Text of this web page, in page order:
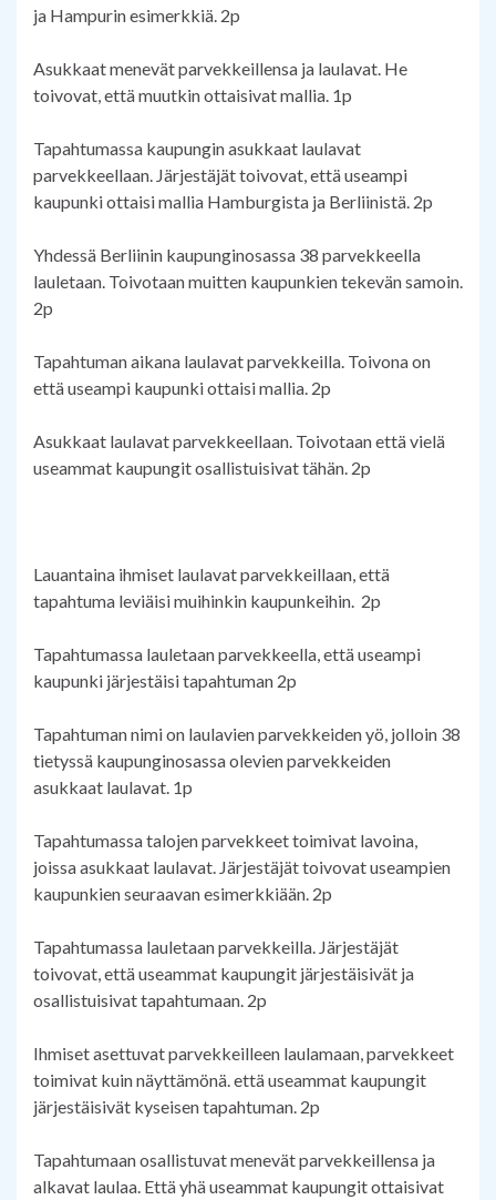
ja Hampurin esimerkkiä. 2p
Asukkaat menevät parvekkeillensa ja laulavat. He
toivovat, että muutkin ottaisivat mallia. 1p
Tapahtumassa kaupungin asukkaat laulavat
parvekkeellaan. Järjestäjät toivovat, että useampi
kaupunki ottaisi mallia Hamburgista ja Berliinistä. 2p
Yhdessä Berliinin kaupunginosassa 38 parvekkeella
lauletaan. Toivotaan muitten kaupunkien tekevän samoin.
2p
Tapahtuman aikana laulavat parvekkeilla. Toivona on
että useampi kaupunki ottaisi mallia. 2p
Asukkaat laulavat parvekkeellaan. Toivotaan että vielä
useammat kaupungit osallistuisivat tähän. 2p
Lauantaina ihmiset laulavat parvekkeillaan, että
tapahtuma leviäisi muihinkin kaupunkeihin. 2p
Tapahtumassa lauletaan parvekkeella, että useampi
kaupunki järjestäisi tapahtuman 2p
Tapahtuman nimi on laulavien parvekkeiden yö, jolloin 38
tietyssä kaupunginosassa olevien parvekkeiden
asukkaat laulavat. 1p
Tapahtumassa talojen parvekkeet toimivat lavoina,
joissa asukkaat laulavat. Järjestäjät toivovat useampien
kaupunkien seuraavan esimerkkiään. 2p
Tapahtumassa lauletaan parvekkeilla. Järjestäjät
toivovat, että useammat kaupungit järjestäisivät ja
osallistuisivat tapahtumaan. 2p
Ihmiset asettuvat parvekkeilleen laulamaan, parvekkeet
toimivat kuin näyttämönä. että useammat kaupungit
järjestäisivät kyseisen tapahtuman. 2p
Tapahtumaan osallistuvat menevät parvekkeillensa ja
alkavat laulaa. Että yhä useammat kaupungit ottaisivat